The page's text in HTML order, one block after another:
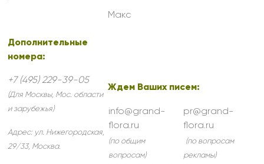
Дополнительные
номера:
+7 (495) 229-39-05
(Для Москвы, Мос. области
и зарубежья)
Адрес: ул. Нижегородская,
29/33, Москва.
Макс
Ждем Ваших писем:
info@grand-
flora.ru
pr@grand-
flora.ru
(по общим
вопросам)
(по вопросам
рекламы)